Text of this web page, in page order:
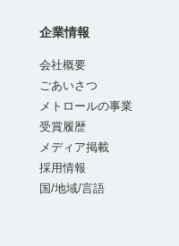
企業情報
会社概要
ごあいさつ
メトロールの事業
受賞履歴
メディア掲載
採用情報
国/地域/言語